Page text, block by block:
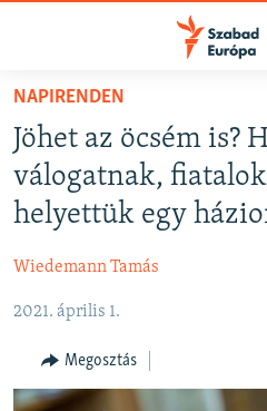
Akadálymentes
Ugrás
oldalra
Ugrás
tartalomjegyzékre
NAPIRENDEN
AKTUÁLIS
PODCASTOK
ELEMZŐ
NER15
SZABADON
TÁRSADALOM
NAPIRENDEN
Jöhet az öcsém is?
válogatnak,
helyettük egy
Wiedemann Tamás
2021. április 1.
Megosztás